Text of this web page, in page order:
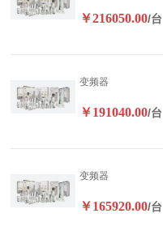
￥216050.00/台
变频器
￥191040.00/台
变频器
￥165920.00/台